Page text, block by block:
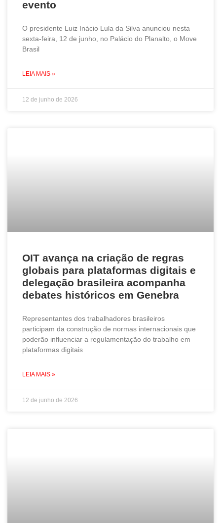
evento
O presidente Luiz Inácio Lula da Silva anunciou nesta
sexta-feira, 12 de junho, no Palácio do Planalto, o Move
Brasil
LEIA MAIS »
12 de junho de 2026
OIT avança na criação de regras
globais para plataformas digitais e
delegação brasileira acompanha
debates históricos em Genebra
Representantes dos trabalhadores brasileiros
participam da construção de normas internacionais que
poderão influenciar a regulamentação do trabalho em
plataformas digitais
LEIA MAIS »
12 de junho de 2026